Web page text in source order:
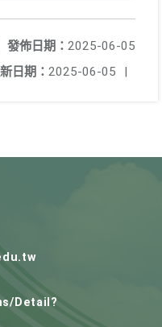
發佈日期： 2025-06-05
日期： 2025-06-05 |
Detail?